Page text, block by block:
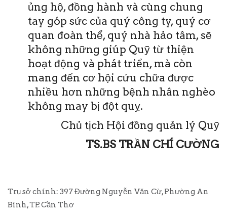
ủng hộ, đồng hành và cùng chung
tay góp sức của quý công ty, quý cơ
quan đoàn thể, quý nhà hảo tâm, sẽ
không những giúp Quỹ từ thiện
hoạt động và phát triển, mà còn
mang đến cơ hội cứu chữa được
nhiều hơn những bệnh nhân nghèo
không may bị đột quỵ.
Chủ tịch Hội đồng quản lý Quỹ
TS.BS TRẦN CHÍ CƯỜNG
Trụ sở chính: 397 Đường Nguyễn Văn Cừ, Phường An
Bình, TP. Cần Thơ